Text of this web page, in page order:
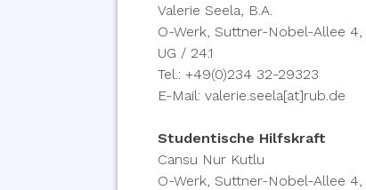
Valerie Seela, B.A.
O-Werk, Suttner-Nobel-Allee
UG / 24.1
Tel.: +49(0)234 32-29323
E-Mail: valerie.seela[at]rub.de
Studentische Hilfskraft
Cansu Nur Kutlu
O-Werk, Suttner-Nobel-Allee